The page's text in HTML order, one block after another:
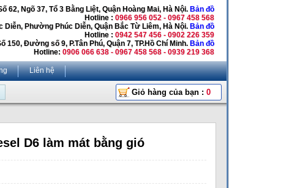
62, Ngõ 37, Tổ 3 Bằng Liệt, Quận Hoàng Mai, Hà Nội. Bản đồ
Hotline : 0966 956 052 - 0967 458 568
Diễn, Phường Phúc Diễn, Quận Bắc Từ Liêm, Hà Nội. Bản đồ
Hotline : 0942 547 456 - 0902 226 359
150, Đường số 9, P.Tân Phú, Quận 7, TP.Hồ Chí Minh. Bản đồ
Hotline: 0906 066 638 - 0967 458 568 - 0939 219 368
Liên hệ
Giỏ hàng của bạn : 0
D6 làm mát bằng gió